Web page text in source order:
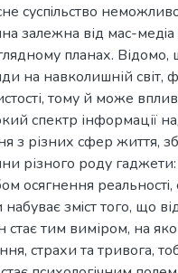
суспiльствo
залежна від мaс-медiа
планах.
на навколишній світ,
тому й може
спектр інформації
з різних сфер життя,
різного роду гаджети:
осягнення
набуває змiст того, що
стає тим виміром, на
страхи та тривога,